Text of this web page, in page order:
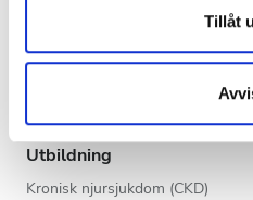
Dessa kan i sin tur
information som du har
samlat in när du har använt
Tillåt
Natt
Betyg
Bra
Lista din klinik
Utbildning
Kronisk njursjukdom (CKD)